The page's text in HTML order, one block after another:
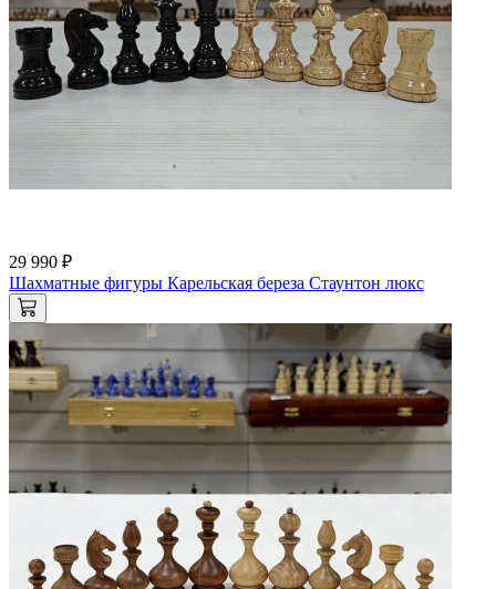
29 990 ₽
Шахматные фигуры Карельская береза Стаунтон люкс